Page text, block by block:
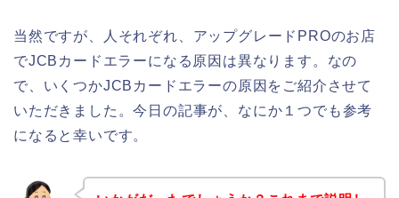
当然ですが、人それぞれ、アップグレードPROのお店
でJCBカードエラーになる原因は異なります。なの
で、いくつかJCBカードエラーの原因をご紹介させて
いただきました。今日の記事が、なにか１つでも参考
になると幸いです。